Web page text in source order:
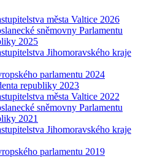
města Valtice 2026
sněmovny Parlamentu
2025
Jihomoravského kraje
parlamentu 2024
republiky 2023
města Valtice 2022
sněmovny Parlamentu
2021
Jihomoravského kraje
parlamentu 2019